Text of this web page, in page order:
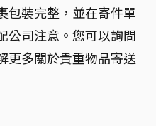
包裝完整，並在寄件單
公司注意。您可以詢問
更多關於貴重物品寄送